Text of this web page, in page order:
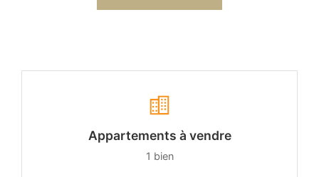
Appartements à vendre
1 bien